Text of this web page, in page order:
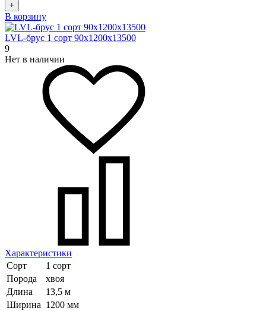
+
В корзину
LVL-брус 1 сорт 90х1200х13500
9
Нет в наличии
Характеристики
Сорт
1 сорт
Порода
хвоя
Длина
13,5 м
Ширина 1200 мм